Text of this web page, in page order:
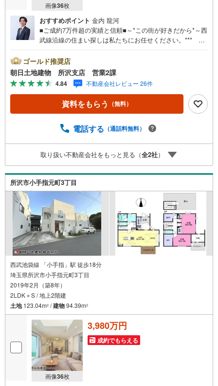
画像36枚
おすすめポイント 金内 龍河
■ご成約7万件超の実績と信頼■～*この街が好きだから*～西
武線沿線の住まい探しは私たちにお任せください。*** 住
玉・神奈川に展開。豊富な取引データと現場経験をもと
に、お客様一人ひとりに最適なご提案を行っています。
「住宅ローンが不安」「自己資金が少ないけれど購入でき
る？」「住み替えの進め方が分からない」など、購入・売
却に関するお悩みにも有資格スタッフが丁寧に対応。資金
計画の立案から契約・お引渡しまで一貫してサポートいた
件ごとのメリット・注意点をまとめたレポートもご用意し
応。まずはお気軽にご相談ください。■電車でお越しのお客
様は、西武線「所沢駅」西口より徒歩5分■お車でお越しの
お客様は、提携駐車場がございますので弊社営業スタッフ
までお尋ねください。
ゴールド推奨店
朝日土地建物 所沢支店 営業2課
4.84 不動産会社レビュー 26件
資料をもらう （無料）
電話する （通話料無料）
取り扱い不動産会社をもっと見る（全2社）
所沢市小手指元町3丁目
西武池袋線 「小手指」駅 徒歩18分
埼玉県所沢市小手指元町3丁目
2019年2月（築8年）
2LDK＋S / 地上2階建
土地123.04m2 /建物94.39m2
画像36枚
3,980万円
成約でもらえる